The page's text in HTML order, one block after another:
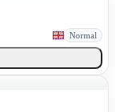
Normal